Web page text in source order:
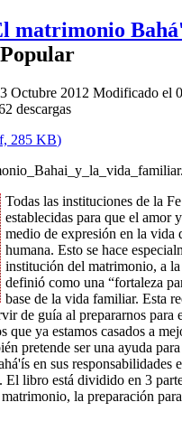
matrimonio
Popular
Octubre 2012 Modificado el
descargas
285 KB)
Todas las instituciones de la
establecidas para que el amor
medio de expresión en la vida
humana. Esto se hace
institución del matrimonio, a
definió como una “fortaleza
base de la vida familiar. Esta
de guía al prepararnos para
que ya estamos casados a
pretende ser una ayuda
en sus responsabilidades
El libro está dividido en 3
la preparación